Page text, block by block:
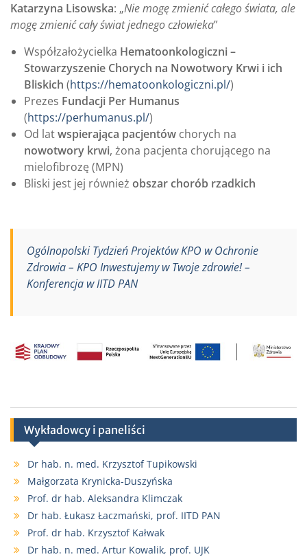
Katarzyna Lisowska: „Nie mogę zmienić całego świata, ale
mogę zmienić cały świat jednego człowieka”
Współzałożycielka Hematoonkologiczni –
Stowarzyszenie Chorych na Nowotwory Krwi i ich
Bliskich (https://hematoonkologiczni.pl/)
Prezes Fundacji Per Humanus
(https://perhumanus.pl/)
Od latwspierająca pacjentów chorych na
nowotwory krwi, żona pacjenta chorującego na
mielofibrozę (MPN)
Bliski jest jej również obszar chorób rzadkich
Ogólnopolski Tydzień Projektów KPO w Ochronie
Zdrowia – KPO Inwestujemy w Twoje zdrowie! –
Konferencja w IITD PAN
Wykładowcy i paneliści
Dr hab. n. med. Krzysztof Tupikowski
Małgorzata Krynicka-Duszyńska
Prof. dr hab. Aleksandra Klimczak
Dr hab. Łukasz Łaczmański, prof. IITD PAN
Prof. dr hab. Krzysztof Kałwak
Dr hab. n. med. Artur Kowalik, prof. UJK